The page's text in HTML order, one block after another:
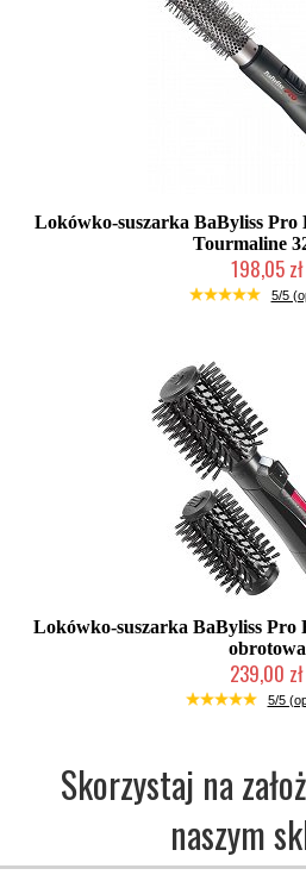
Lokówko-suszarka BaByliss
Tourmaline
198,05 zł
Mała ilość 5/5
Lokówko-suszarka BaByliss Pro
obrotowa
239,00 zł
Chwilowo 5/5
Skorzystaj na
naszym